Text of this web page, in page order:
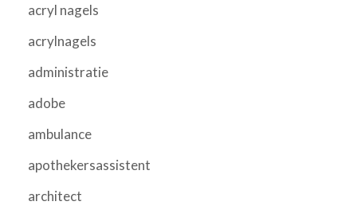
acryl nagels
acrylnagels
administratie
adobe
ambulance
apothekersassistent
architect